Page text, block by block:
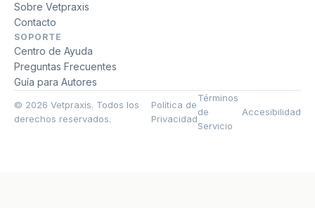
Sobre Vetpraxis
Contacto
SOPORTE
Centro de Ayuda
Preguntas Frecuentes
Guía para Autores
© 2026 Vetpraxis. Todos los
derechos reservados.
Política de
Privacidad
Términos
de
Servicio
Accesibilidad